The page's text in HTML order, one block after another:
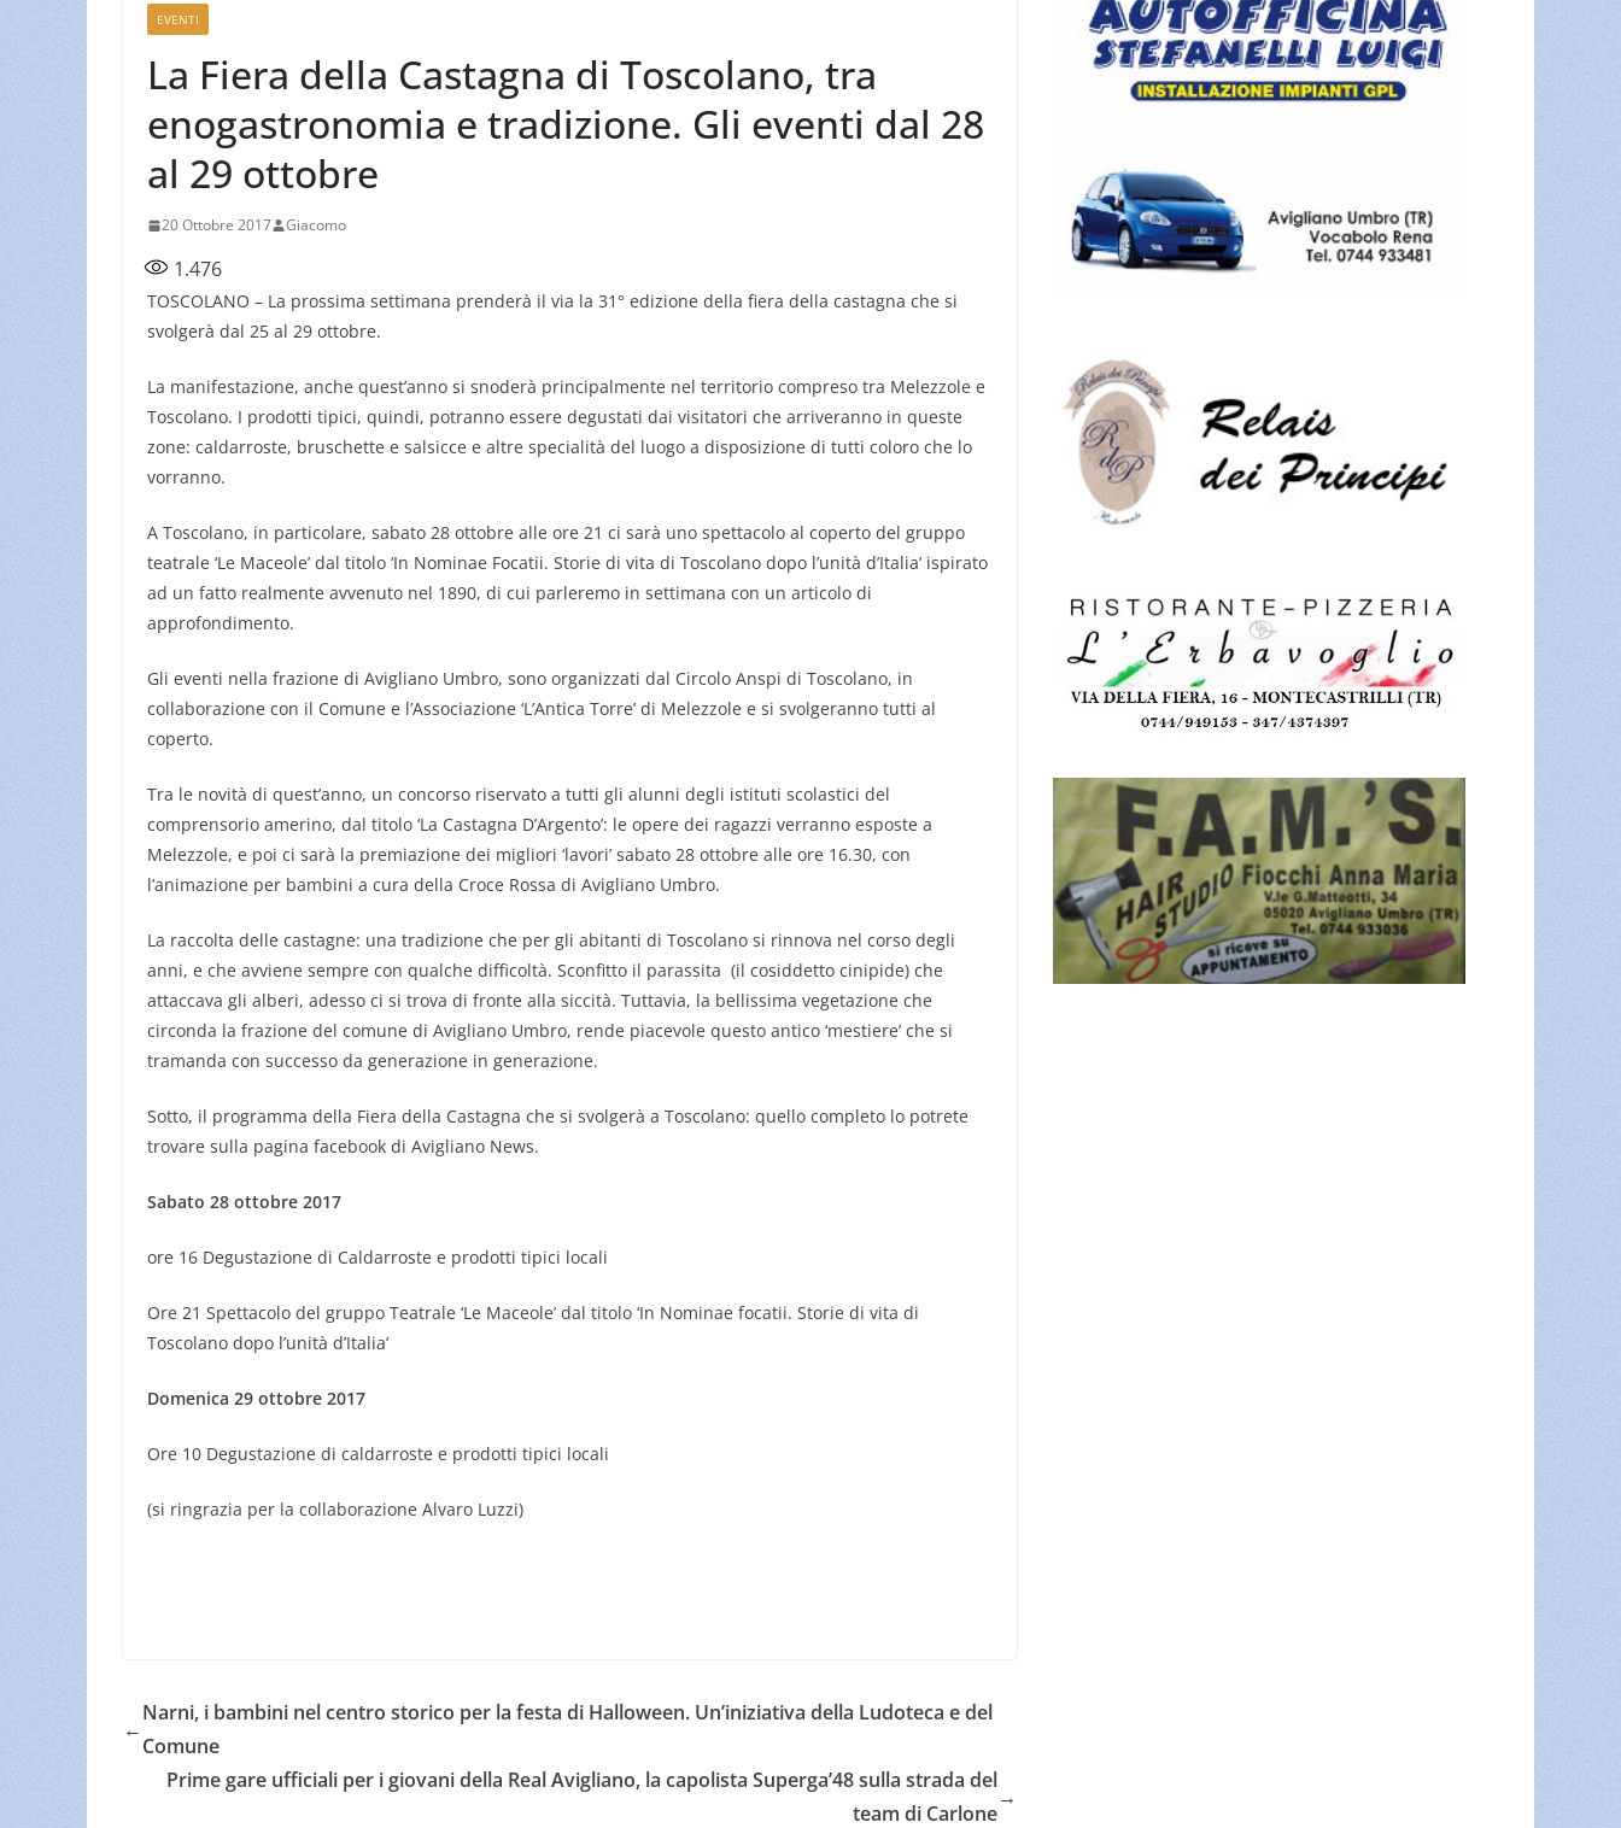
EVENTI
La Fiera della Castagna di Toscolano, tra
enogastronomia e tradizione. Gli eventi dal 28
al 29 ottobre
20 Ottobre 2017 Giacomo
1.476
TOSCOLANO – La prossima settimana prenderà il via la 31° edizione della fiera della castagna che si
svolgerà dal 25 al 29 ottobre.
La manifestazione, anche quest’anno si snoderà principalmente nel territorio compreso tra Melezzole e
Toscolano. I prodotti tipici, quindi, potranno essere degustati dai visitatori che arriveranno in queste
zone: caldarroste, bruschette e salsicce e altre specialità del luogo a disposizione di tutti coloro che lo
vorranno.
A Toscolano, in particolare, sabato 28 ottobre alle ore 21 ci sarà uno spettacolo al coperto del gruppo
teatrale ‘Le Maceole’ dal titolo ‘In Nominae Focatii. Storie di vita di Toscolano dopo l’unità d’Italia’ ispirato
ad un fatto realmente avvenuto nel 1890, di cui parleremo in settimana con un articolo di
approfondimento.
Gli eventi nella frazione di Avigliano Umbro, sono organizzati dal Circolo Anspi di Toscolano, in
collaborazione con il Comune e l’Associazione ‘L’Antica Torre’ di Melezzole e si svolgeranno tutti al
coperto.
Tra le novità di quest’anno, un concorso riservato a tutti gli alunni degli istituti scolastici del
comprensorio amerino, dal titolo ‘La Castagna D’Argento’: le opere dei ragazzi verranno esposte a
Melezzole, e poi ci sarà la premiazione dei migliori ‘lavori’ sabato 28 ottobre alle ore 16.30, con
l’animazione per bambini a cura della Croce Rossa di Avigliano Umbro.
La raccolta delle castagne: una tradizione che per gli abitanti di Toscolano si rinnova nel corso degli
anni, e che avviene sempre con qualche difficoltà. Sconfitto il parassita (il cosiddetto cinipide) che
attaccava gli alberi, adesso ci si trova di fronte alla siccità. Tuttavia, la bellissima vegetazione che
circonda la frazione del comune di Avigliano Umbro, rende piacevole questo antico ‘mestiere’ che si
tramanda con successo da generazione in generazione.
Sotto, il programma della Fiera della Castagna che si svolgerà a Toscolano: quello completo lo potrete
trovare sulla pagina facebook di Avigliano News.
Sabato 28 ottobre 2017
ore 16 Degustazione di Caldarroste e prodotti tipici locali
Ore 21 Spettacolo del gruppo Teatrale ‘Le Maceole’ dal titolo ‘In Nominae focatii. Storie di vita di
Toscolano dopo l’unità d’Italia’
Domenica 29 ottobre 2017
Ore 10 Degustazione di caldarroste e prodotti tipici locali
(si ringrazia per la collaborazione Alvaro Luzzi)
←
Narni, i bambini nel centro storico per la festa di Halloween. Un’iniziativa della Ludoteca e del
Comune
Prime gare ufficiali per i giovani della Real Avigliano, la capolista Superga’48 sulla strada del
team di Carlone
→